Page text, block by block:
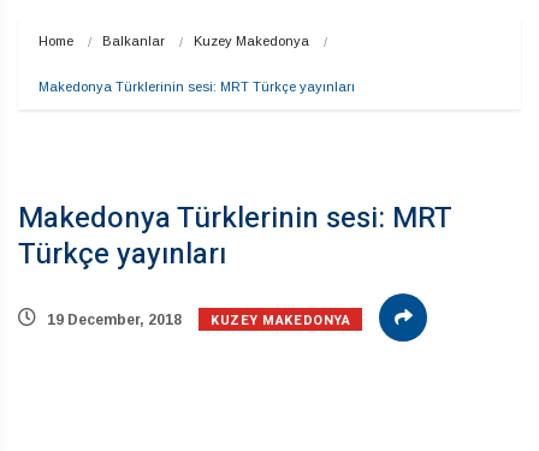
Home Balkanlar Kuzey Makedonya
Makedonya Türklerinin sesi: MRT Türkçe yayınları
Makedonya Türklerinin sesi: MRT
Türkçe yayınları
19 December, 2018 KUZEY MAKEDONYA